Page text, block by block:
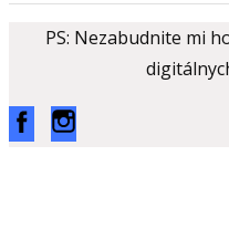
PS: Nezabudnite mi